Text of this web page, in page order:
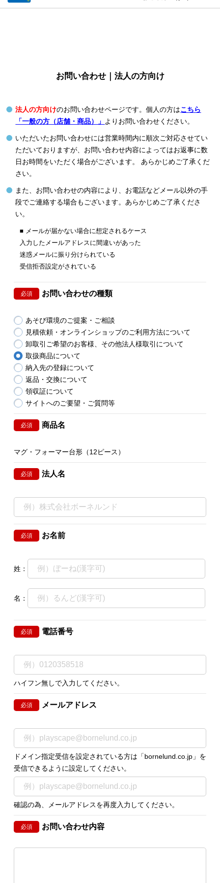
お問い合わせ｜法人の方向け
法人の方向けのお問い合わせページです。個人の方はこちら
「一般の方（店舗・商品）」 よりお問い合わせください。
いただいたお問い合わせには営業時間内に順次ご対応させてい
ただいておりますが、お問い合わせ内容によってはお返事に数
日お時間をいただく場合がございます。 あらかじめご了承くだ
さい。
また、お問い合わせの内容により、お電話などメール以外の手
段でご連絡する場合もございます。あらかじめご了承くださ
い。
■ メールが届かない場合に想定されるケース
入力したメールアドレスに間違いがあった
迷惑メールに振り分けられている
受信拒否設定がされている
必須 お問い合わせの種類
あそび環境のご提案・ご相談
見積依頼・オンラインショップのご利用方法について
卸取引ご希望のお客様、その他法人様取引について
取扱商品について
納入先の登録について
返品・交換について
領収証について
サイトへのご要望・ご質問等
必須 商品名
マグ・フォーマー台形（12ピース）
必須 法人名
必須 お名前
姓：
名：
必須 電話番号
ハイフン無しで入力してください。
必須 メールアドレス
ドメイン指定受信を設定されている方は「bornelund.co.jp」を
受信できるように設定してください。
確認の為、メールアドレスを再度入力してください。
必須 お問い合わせ内容